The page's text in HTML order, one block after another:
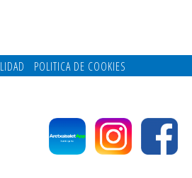
POLITICA DE COOKIES